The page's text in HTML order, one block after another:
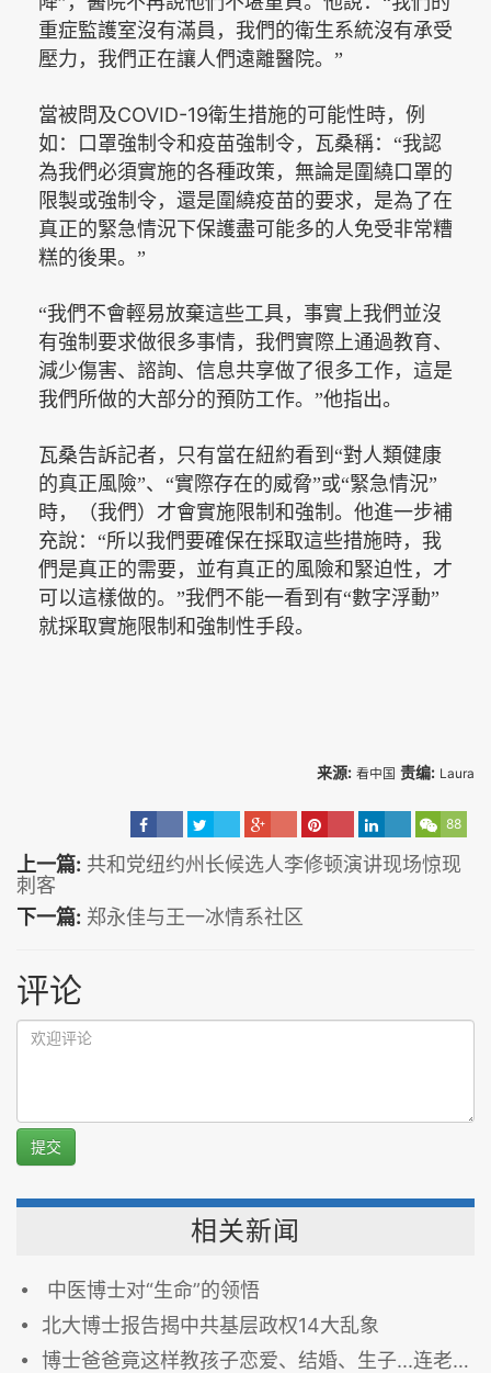
重症監護室沒有滿員，我們的衛生系統沒有承受
壓力，我們正在讓人們遠離醫院。”
當被問及COVID-19衛生措施的可能性時，例
如：口罩強制令和疫苗強制令，瓦桑稱：“我認
為我們必須實施的各種政策，無論是圍繞口罩的
限製或強制令，還是圍繞疫苗的要求，是為了在
真正的緊急情況下保護盡可能多的人免受非常糟
糕的後果。”
“我們不會輕易放棄這些工具，事實上我們並沒
有強制要求做很多事情，我們實際上通過教育、
減少傷害、諮詢、信息共享做了很多工作，這是
我們所做的大部分的預防工作。”他指出。
瓦桑告訴記者，只有當在紐約看到“對人類健康
的真正風險”、“實際存在的威脅”或“緊急情況”
時，（我們）才會實施限制和強制。他進一步補
充說：“所以我們要確保在採取這些措施時，我
們是真正的需要，並有真正的風險和緊迫性，才
可以這樣做的。”我們不能一看到有“數字浮動”
就採取實施限制和強制性手段。
来源: 看中国 责编: Laura
88
上一篇: 共和党纽约州长候选人李修顿演讲现场惊现
刺客
下一篇: 郑永佳与王一冰情系社区
评论
提交
相关新闻
中医博士对“生命”的领悟
北大博士报告揭中共基层政权14大乱象
博士爸爸竟这样教孩子恋爱、结婚、生子...连老婆都服了！